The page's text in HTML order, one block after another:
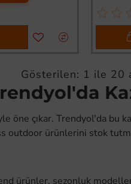
Gösterilen: 1 ile 20
öne çıkar. Trendyol'da bu
outdoor ürünlerini stok
ürünler, sezonluk